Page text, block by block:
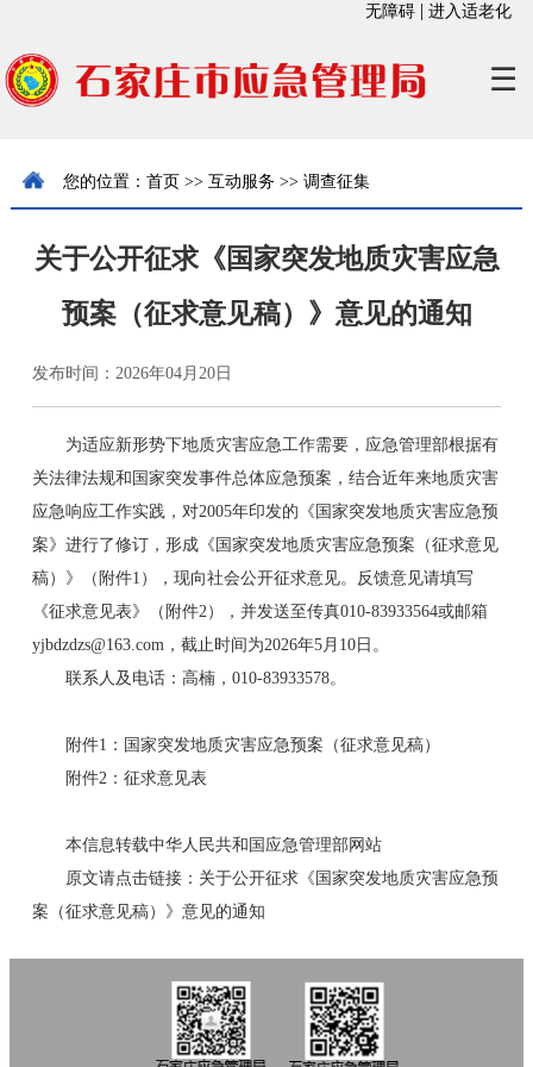
无障碍 |进入适老化
☰
您的位置：首页 >>互动服务 >>调查征集
关于公开征求《国家突发地质灾害应急
预案（征求意见稿）》意见的通知
发布时间：2026年04月20日
为适应新形势下地质灾害应急工作需要，应急管理部根据有
关法律法规和国家突发事件总体应急预案，结合近年来地质灾害
应急响应工作实践，对2005年印发的《国家突发地质灾害应急预
案》进行了修订，形成《国家突发地质灾害应急预案（征求意见
稿）》（附件1），现向社会公开征求意见。反馈意见请填写
《征求意见表》（附件2），并发送至传真010-83933564或邮箱
yjbdzdzs@163.com，截止时间为2026年5月10日。
联系人及电话：高楠，010-83933578。
附件1：国家突发地质灾害应急预案（征求意见稿）
附件2：征求意见表
本信息转载中华人民共和国应急管理部网站
原文请点击链接： 关于公开征求《国家突发地质灾害应急预
案（征求意见稿）》意见的通知